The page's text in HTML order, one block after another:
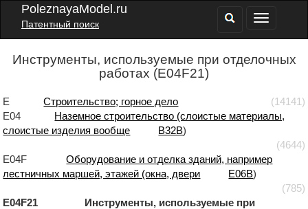
PoleznayaModel.ru
Патентный поиск
Инструменты, используемые при отделочных
работах (E04F21)
E Строительство; горное дело
(14141)
E04
Наземное строительство (слоистые материалы,
слоистые изделия вообще
B32B)
(4644)
E04F
Оборудование и отделка зданий, например
лестничных маршей, этажей (окна, двери
E06B)
(785)
E04F21 Инструменты, используемые при